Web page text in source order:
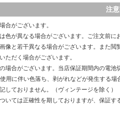
注
合がございます。
色が異なる場合がございます。ご注文前に
像と若干異なる場合がございます。また
ただく場合がございます。
場合がございます。当店保証期間内の電池
用に伴い色落ち、剥がれなどが発生する
しておりません。（ヴィンテージを除く）
いては正確性を期しておりますが、保証す